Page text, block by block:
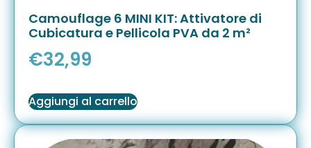
Camouflage 6 MINI KIT: Attivatore di
Cubicatura e Pellicola PVA da 2 m²
€32,99
Aggiungi al carrello